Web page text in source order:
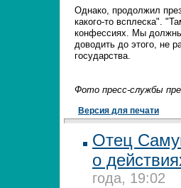
Однако, продолжил
какого-то всплеска".
конфессиях. Мы
доводить до этого, не
государства.
Фото пресс-службы
Версия для печати
Отец
о
года, 19:02